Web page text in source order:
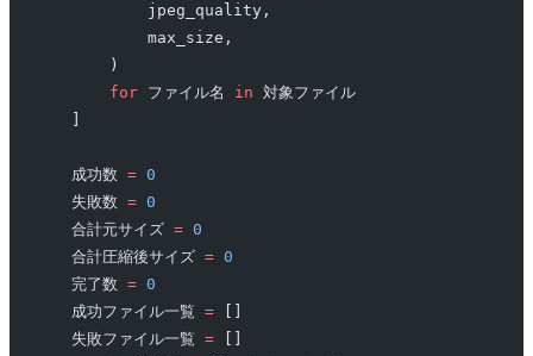
            jpeg_quality,
            max_size,
        )
        for
ファイル名 in 対象ファイル
    成功数
= 0
    失敗数
= 0
    合計元サイズ
= 0
    合計圧縮後サイズ
= 0
    完了数
= 0
    成功ファイル一覧
=
    失敗ファイル一覧
=